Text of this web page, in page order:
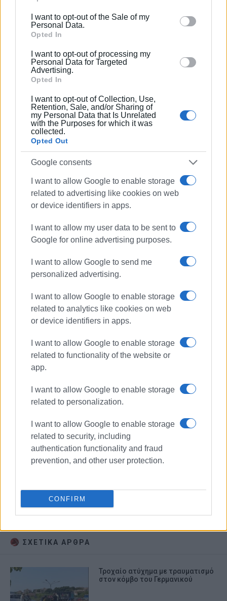
behaviour. You may click to grant or deny consent to
Google and its third-party tags to use your data for
section.
I want to opt-out of the Sale of my
Personal Data.
Opted In
I want to opt-out of processing my
Personal Data for Targeted
Advertising.
Opted In
I want to opt-out of Collection, Use,
Retention, Sale, and/or Sharing of
my Personal Data that Is Unrelated
with the Purposes for which it was
collected.
Opted Out
Google consents
I want to allow Google to enable storage
related to advertising like cookies on web
or device identifiers in apps.
I want to allow my user data to be sent to
Google for online advertising purposes.
I want to allow Google to send me
personalized advertising.
I want to allow Google to enable storage
related to analytics like cookies on web
or device identifiers in apps.
I want to allow Google to enable storage
related to functionality of the website or
app.
I want to allow Google to enable storage
related to personalization.
I want to allow Google to enable storage
related to security, including
authentication functionality and fraud
prevention, and other user protection.
CONFIRM
Ακολουθήστε το enimerosi στο
Συνδρομητές στο e-paper
ΤΡΟΧΑΙΟ
ΣΧΕΤΙΚA AΡΘΡΑ
Τροχαίο ατύχημα με τραυματισμό
στον κόμβο του Γερμανικού